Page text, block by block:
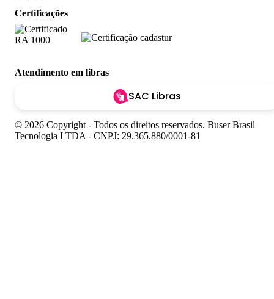
Certificações
Atendimento em libras
SAC Libras
© 2026 Copyright - Todos os direitos reservados. Buser Brasil
Tecnologia LTDA - CNPJ: 29.365.880/0001-81